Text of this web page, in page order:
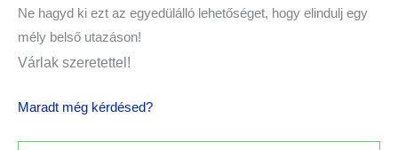
Ne hagyd ki ezt az egyedülálló lehetőséget, hogy elindulj egy
mély belső utazáson!
Várlak szeretettel!
Maradt még kérdésed?